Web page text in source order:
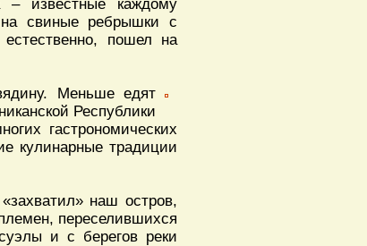
известные каждому
свиные ребрышки с
пошел на
Меньше едят
Республики
гастрономических
кулинарные традиции
наш остров,
переселившихся
и с берегов реки